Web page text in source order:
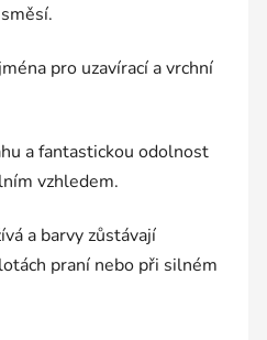
pro uzavírací a vrchní
a fantastickou odolnost
vzhledem.
a barvy zůstávají
praní nebo při silném